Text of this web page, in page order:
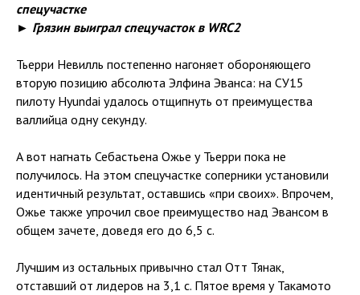
спецучастке
► Грязин выиграл спецучасток в WRC2
Тьерри Невилль постепенно нагоняет обороняющего
вторую позицию абсолюта Элфина Эванса: на СУ15
пилоту Hyundai удалось отщипнуть от преимущества
валлийца одну секунду.
А вот нагнать Себастьена Ожье у Тьерри пока не
получилось. На этом спецучастке соперники установили
идентичный результат, оставшись «при своих». Впрочем,
Ожье также упрочил свое преимущество над Эвансом в
общем зачете, доведя его до 6,5 с.
Лучшим из остальных привычно стал Отт Тянак,
отставший от лидеров на 3,1 с. Пятое время у Такамото